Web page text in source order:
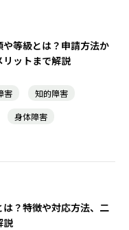
等級とは？申請方法か
リットまで解説
害
知的障害
身体障害
？特徴や対応方法、二
説